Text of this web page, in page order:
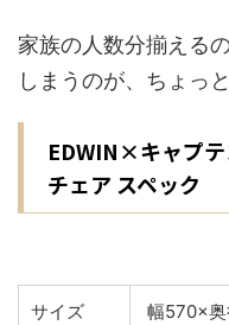
家族の人数分揃える
しまうのが、ちょっ
EDWIN×キャプテ
チェア スペック
サイズ
幅570×